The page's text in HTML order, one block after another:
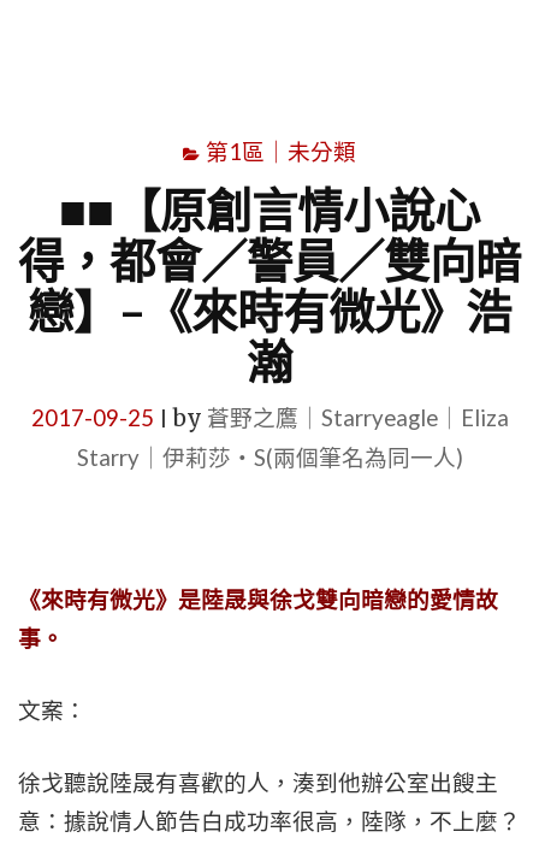
第1區｜未分類
■■【原創言情小說心
得，都會／警員／雙向暗
戀】–《來時有微光》浩
瀚
2017-09-25 by 蒼野之鷹｜Starryeagle｜Eliza
Starry｜伊莉莎・S(兩個筆名為同一人)
《來時有微光》 是陸晟與徐戈雙向暗戀的愛情故
事。
文案：
徐戈聽說陸晟有喜歡的人，湊到他辦公室出餿主
意：據說情人節告白成功率很高，陸隊，不上麼？